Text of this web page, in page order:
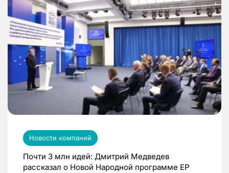
Новости компаний
Почти 3 млн идей: Дмитрий Медведев
рассказал о Новой Народной программе ЕР